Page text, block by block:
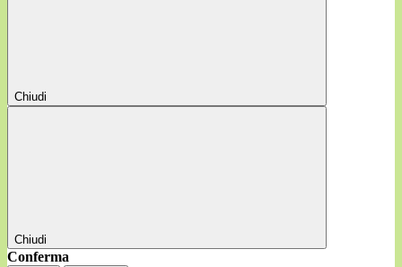
Chiudi
Chiudi
Conferma